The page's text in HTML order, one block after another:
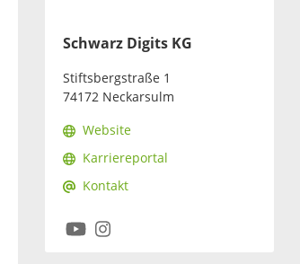
Schwarz Digits KG
Stiftsbergstraße 1
74172 Neckarsulm
Website
Karriereportal
Kontakt